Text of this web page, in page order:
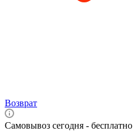
Возврат
Самовывоз сегодня - бесплатно